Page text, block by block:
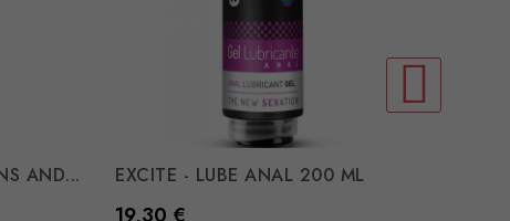
AND... EXCITE - LUBE ANAL 200 ML
Preço